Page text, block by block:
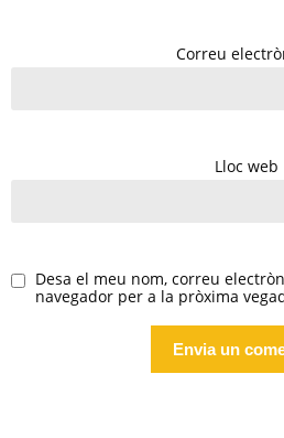
Correu
Lloc web
Desa el meu nom, correu
navegador per a la pròxima